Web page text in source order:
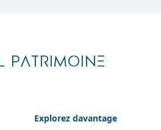
PATRIMOINE
Explorez davantage